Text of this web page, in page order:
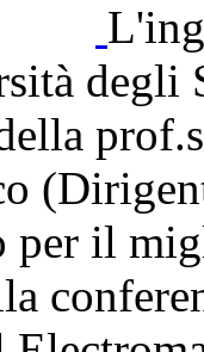
degli
il